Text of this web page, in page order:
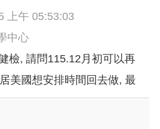
上午 05:53:03
中心
檢, 請問115.12月初可以再
美國想安排時間回去做, 最
以看報告? 還有我女兒(28
國已檢查腦下垂體(無腫瘤)